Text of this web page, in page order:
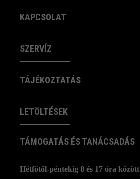
KAPCSOLAT
SZERVÍZ
TÁJÉKOZTATÁS
LETÖLTÉSEK
TÁMOGATÁS ÉS TANÁCSADÁS
Hétfőtől-péntekig 8 és 17 óra között